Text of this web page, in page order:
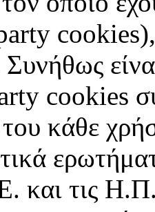
cookies
κάθε
και τις